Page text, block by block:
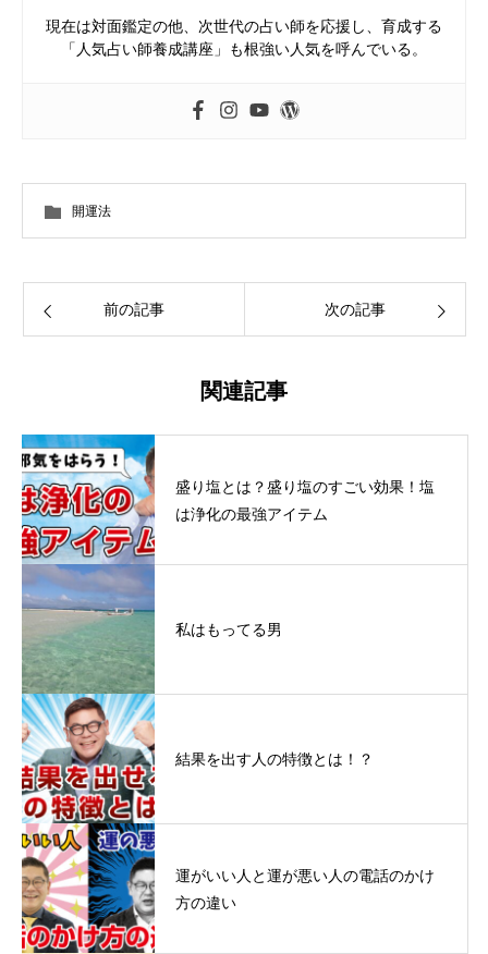
現在は対面鑑定の他、次世代の占い師を応援し、育成する
「人気占い師養成講座」も根強い人気を呼んでいる。
開運法
前の記事 次の記事
関連記事
盛り塩とは？盛り塩のすごい効果！塩
は浄化の最強アイテム
私はもってる男
結果を出す人の特徴とは！？
運がいい人と運が悪い人の電話のかけ
方の違い